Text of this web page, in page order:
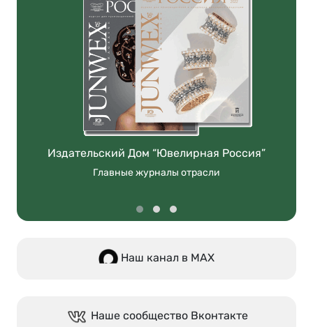
Издательский Дом “Ювелирная Россия”
Главные журналы отрасли
Наш канал в МАХ
Наше сообщество Вконтакте